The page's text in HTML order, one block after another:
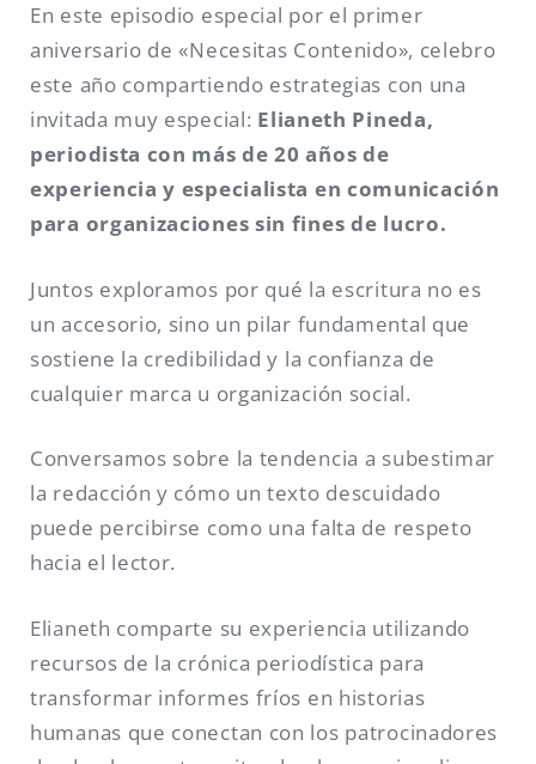
En este episodio especial por el primer
aniversario de «Necesitas Contenido», celebro
este año compartiendo estrategias con una
invitada muy especial: Elianeth Pineda,
periodista con más de 20 años de
experiencia y especialista en comunicación
para organizaciones sin fines de lucro.
Juntos exploramos por qué la escritura no es
un accesorio, sino un pilar fundamental que
sostiene la credibilidad y la confianza de
cualquier marca u organización social.
Conversamos sobre la tendencia a subestimar
la redacción y cómo un texto descuidado
puede percibirse como una falta de respeto
hacia el lector.
Elianeth comparte su experiencia utilizando
recursos de la crónica periodística para
transformar informes fríos en historias
humanas que conectan con los patrocinadores